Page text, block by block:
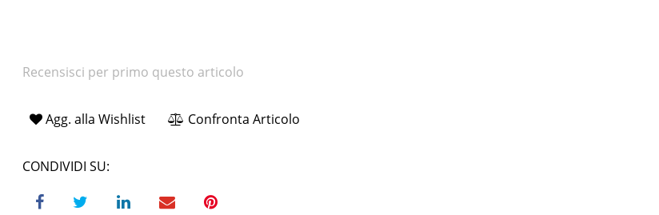
Recensisci per primo questo articolo
Agg. alla Wishlist Confronta Articolo
CONDIVIDI SU: